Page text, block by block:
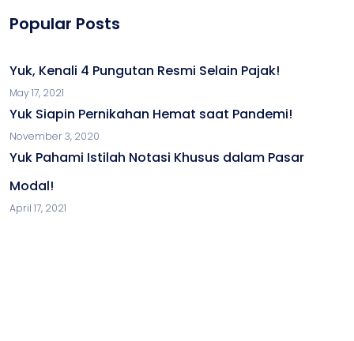
Popular Posts
Yuk, Kenali 4 Pungutan Resmi Selain Pajak!
May 17, 2021
Yuk Siapin Pernikahan Hemat saat Pandemi!
November 3, 2020
Yuk Pahami Istilah Notasi Khusus dalam Pasar
Modal!
April 17, 2021